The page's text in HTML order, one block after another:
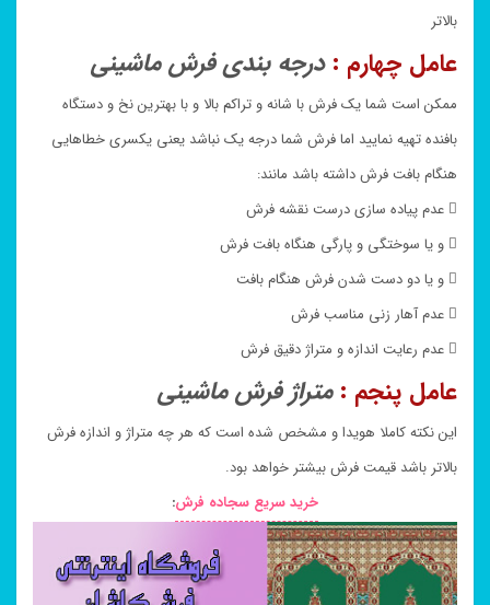
بالاتر
عامل چهارم : درجه بندی فرش ماشینی
ممکن است شما یک فرش با شانه و تراکم بالا و با بهترین نخ و دستگاه
بافنده تهیه نمایید اما فرش شما درجه یک نباشد یعنی یکسری خطاهایی
هنگام بافت فرش داشته باشد مانند:
 عدم پیاده سازی درست نقشه فرش
 و یا سوختگی و پارگی هنگاه بافت فرش
 و یا دو دست شدن فرش هنگام بافت
 عدم آهار زنی مناسب فرش
 عدم رعایت اندازه و متراژ دقیق فرش
عامل پنجم : متراژ فرش ماشینی
این نکته کاملا هویدا و مشخص شده است که هر چه متراژ و اندازه فرش
بالاتر باشد قیمت فرش بیشتر خواهد بود.
خرید سریع سجاده فرش: